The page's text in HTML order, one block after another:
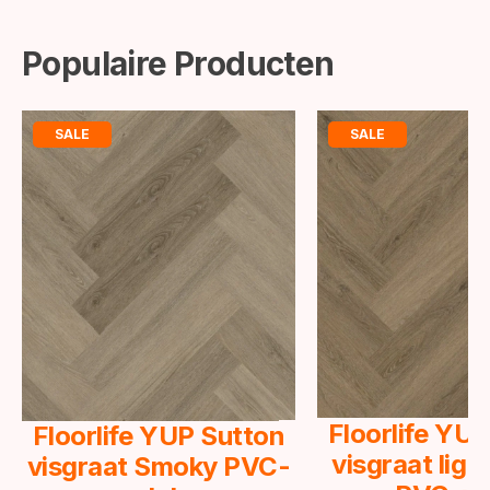
Populaire Producten
SALE
Floorlife YUP Sutton
visgraat Smoky PVC-
SALE
Floorlife
visgraat